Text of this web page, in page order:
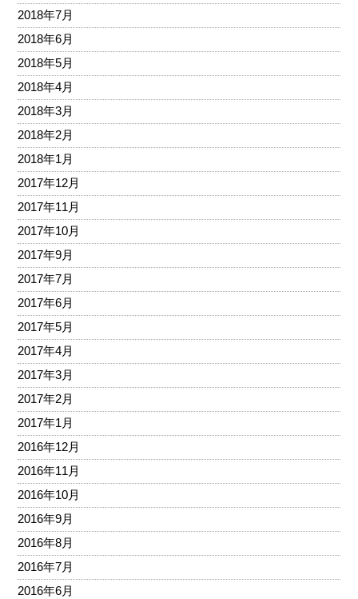
2018年7月
2018年6月
2018年5月
2018年4月
2018年3月
2018年2月
2018年1月
2017年12月
2017年11月
2017年10月
2017年9月
2017年7月
2017年6月
2017年5月
2017年4月
2017年3月
2017年2月
2017年1月
2016年12月
2016年11月
2016年10月
2016年9月
2016年8月
2016年7月
2016年6月